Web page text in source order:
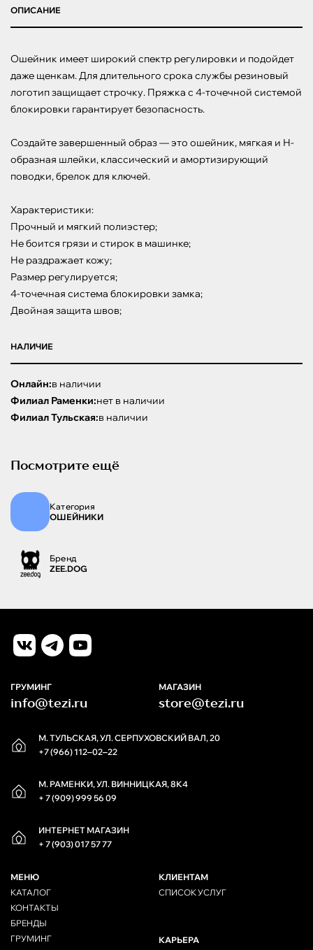
ОПИСАНИЕ
Ошейник имеет широкий спектр регулировки и подойдет
даже щенкам. Для длительного срока службы резиновый
логотип защищает строчку. Пряжка с 4-точечной системой
блокировки гарантирует безопасность.
Создайте завершенный образ — это ошейник, мягкая и Н-
образная шлейки, классический и амортизирующий
поводки, брелок для ключей.
Характеристики:
Прочный и мягкий полиэстер;
Не боится грязи и стирок в машинке;
Не раздражает кожу;
Размер регулируется;
4-точечная система блокировки замка;
Двойная защита швов;
НАЛИЧИЕ
Онлайн:в наличии
Филиал Раменки:нет в наличии
Филиал Тульская:в наличии
Посмотрите ещё
Категория
ОШЕЙНИКИ
Бренд
ZEE.DOG
М. ТУЛЬСКАЯ, УЛ. СЕРПУХОВСКИЙ ВАЛ, 20
+7 (966) 112‒02‒22
М. РАМЕНКИ, УЛ. ВИННИЦКАЯ, 8К4
+ 7 (909) 999 56 09
ИНТЕРНЕТ МАГАЗИН
+ 7 (903) 017 57 77
ГРУМИНГ
info@tezi.ru
МАГАЗИН
store@tezi.ru
МЕНЮ
КАТАЛОГ
КОНТАКТЫ
БРЕНДЫ
ГРУМИНГ
КЛИЕНТАМ
СПИСОК УСЛУГ
КАРЬЕРА